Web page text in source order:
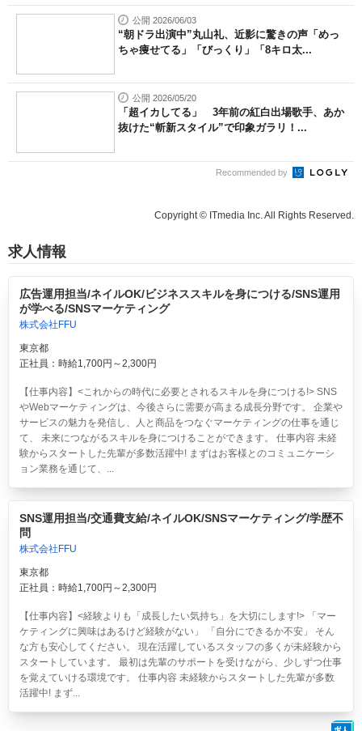
公開 2026/06/03
“朝ドラ出演中”丸山礼、近影に驚きの声「めっ
ちゃ痩せてる」「びっくり」「8キロ太...
公開 2026/05/20
「超イカしてる」 3年前の紅白出場歌手、あか
抜けた“斬新スタイル”で印象ガラリ！...
Recommended by
Copyright © ITmedia Inc. All Rights Reserved.
求人情報
広告運用担当/ネイルOK/ビジネススキルを身につける/SNS運用
が学べる/SNSマーケティング
株式会社FFU
東京都
正社員：時給1,700円～2,300円
【仕事内容】<これからの時代に必要とされるスキルを身につける!> SNS
やWebマーケティングは、今後さらに需要が高まる成長分野です。 企業や
サービスの魅力を発信し、人と商品をつなぐマーケティングの仕事を通じ
て、 未来につながるスキルを身につけることができます。 仕事内容 未経
験からスタートした先輩が多数活躍中! まずはお客様とのコミュニケーシ
ョン業務を通じて、...
SNS運用担当/交通費支給/ネイルOK/SNSマーケティング/学歴不
問
株式会社FFU
東京都
正社員：時給1,700円～2,300円
【仕事内容】<経験よりも「成長したい気持ち」を大切にします!> 「マー
ケティングに興味はあるけど経験がない」 「自分にできるか不安」 そん
な方も安心してください。 現在活躍しているスタッフの多くが未経験から
スタートしています。 最初は先輩のサポートを受けながら、少しずつ仕事
を覚えていける環境です。 仕事内容 未経験からスタートした先輩が多数
活躍中! まず...